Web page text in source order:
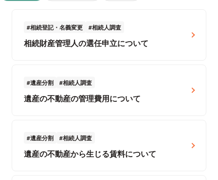
相続登記・名義変更 相続人調査
相続財産管理人の選任申立について
遺産分割 相続人調査
遺産の不動産の管理費用について
遺産分割 相続人調査
遺産の不動産から生じる賃料について